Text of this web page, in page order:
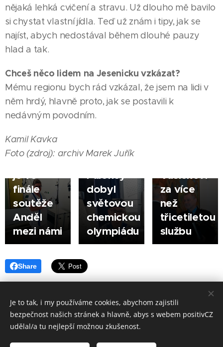
nějaká lehká cvičení a stravu. Už dlouho mě bavilo
si chystat vlastní jídla. Teď už znám i tipy, jak se
najíst, abych nedostával během dlouhé pauzy
hlad a tak.
Chceš něco lidem na Jesenicku vzkázat?
Mému regionu bych rád vzkázal, že jsem na lidi v
něm hrdý, hlavně proto, jak se postavili k
nedávným povodním.
Kamil Kavka
Foto (zdroj): archiv Marek Juřík
07.08.2026
VYŠKOV
Sestřička
Jarmila
Korčáková
je ve
finále
soutěže
Anděl
mezi námi
05.08.2026
ŠUMPERK
|Zlatý
Šumperka
Paloncý
dobyl
světovou
chemickou
olympiádu
HODONÍN
|Město
poděkovalo
Vašíčkovi
za více
než
třicetiletou
službu
Share
Made in positivCZ © 2026. Všechna práva vyhrazena.
Provozuje: Kamil Kavka, Kalvodova 1405/3, 790 01 Jeseník, IČ: 699 98
833.
Je to tak, i my používáme cookies, abychom zajistili
bezpečnost našich stránek a hlavně, abys s webem positivCZ
udělal/a tu nejlepší možnou zkušenost.